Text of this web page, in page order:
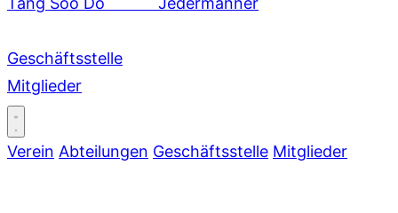
Geschäftsstelle
Mitglieder
Verein Abteilungen Geschäftsstelle Mitglieder